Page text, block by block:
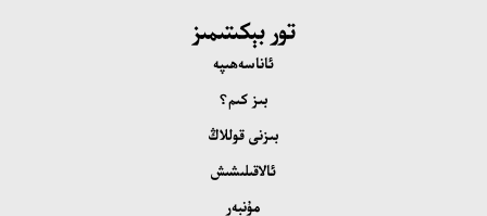
تور بېكىتىمىز
ئاناسەھىپە
بىز كىم؟
بىزنى قوللاڭ
ئالاقىلىشىش
مۇنبەر